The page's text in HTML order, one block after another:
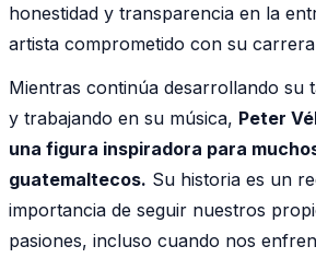
honestidad y transparencia en la
artista comprometido con su
Mientras continúa desarrollando su
y trabajando en su música, Peter
una figura inspiradora para
guatemaltecos. Su historia es un
importancia de seguir nuestros
pasiones, incluso cuando nos